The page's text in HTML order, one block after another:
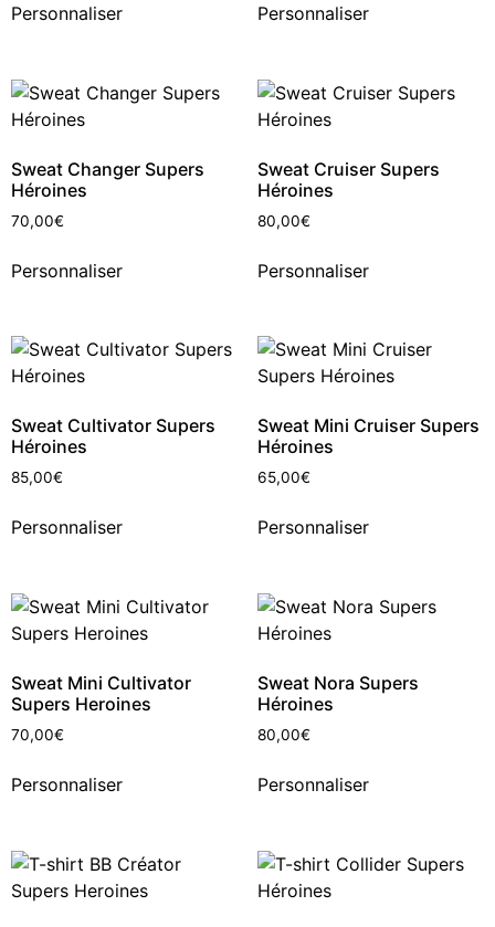
Personnaliser Personnaliser
Sweat Changer Supers
Héroines
70,00€
Personnaliser
Sweat Cruiser Supers
Héroines
80,00€
Personnaliser
Sweat Cultivator Supers
Héroines
85,00€
Personnaliser
Sweat Mini Cruiser Supers
Héroines
65,00€
Personnaliser
Sweat Mini Cultivator
Supers Heroines
70,00€
Personnaliser
Sweat Nora Supers
Héroines
80,00€
Personnaliser